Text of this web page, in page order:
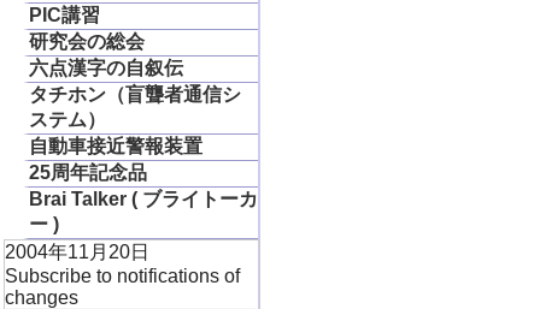
PIC講習
研究会の総会
六点漢字の自叙伝
タチホン（盲聾者通信シ
ステム）
自動車接近警報装置
25周年記念品
Brai Talker ( ブライトーカ
ー )
2004年11月20日
Subscribe to notifications of
changes